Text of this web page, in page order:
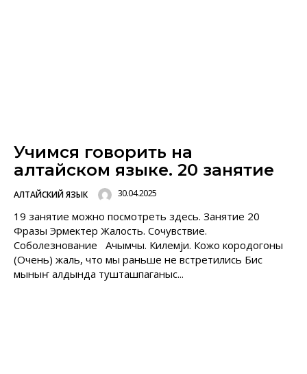
Учимся говорить на
алтайском языке. 20 занятие
АЛТАЙСКИЙ ЯЗЫК 30.04.2025
19 занятие можно посмотреть здесь. Занятие 20
Фразы Эрмектер Жалость. Сочувствие.
Соболезнование Ачымчы. Килемjи. Кожо кородогоны
(Очень) жаль, что мы раньше не встретились Бис
мыныҥ алдында тушташпаганыс...